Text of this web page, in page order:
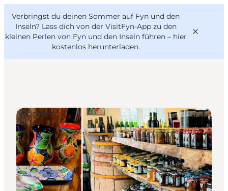
Verbringst du deinen Sommer auf Fyn und den
Inseln? Lass dich von der VisitFyn-App zu den
kleinen Perlen von Fyn und den Inseln führen – hier
kostenlos herunterladen.
Reise Ideen
Outdoor & bike
Essen & trinken
Übernachtung
VisitFyn
Deutsch
Shopping